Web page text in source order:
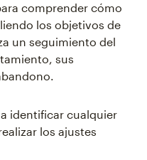
comprender cómo
los objetivos de
un seguimiento del
sus
identificar cualquier
los ajustes